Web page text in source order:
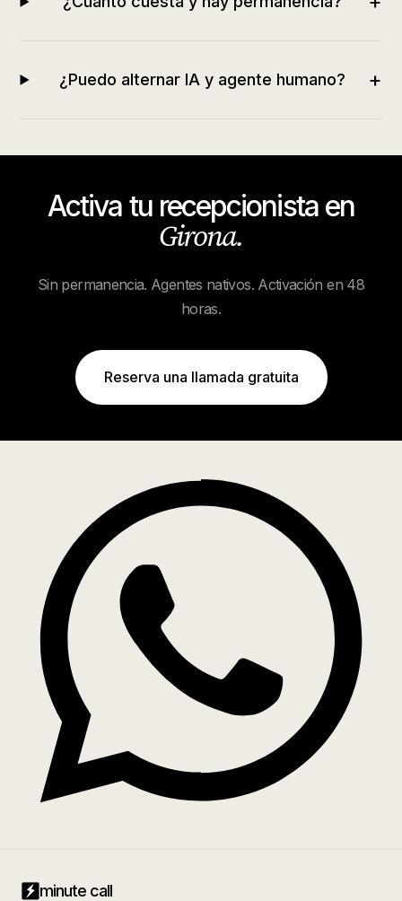
¿Puedo alternar IA y agente humano? +
Activa tu recepcionista en
Girona.
Sin permanencia. Agentes nativos. Activación en 48
horas.
Reserva una llamada gratuita
minute call